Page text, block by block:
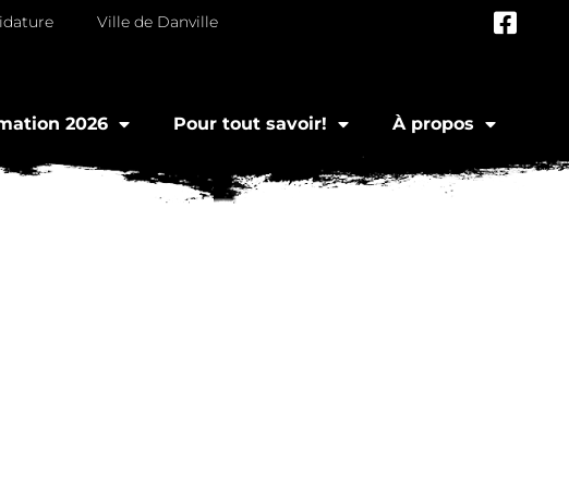
Ville de Danville
2026 Pour tout savoir! À propos